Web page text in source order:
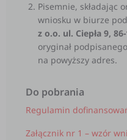
Pisemnie, składając
wniosku w biurze
z o.o. ul. Ciepła 9,
oryginał
na powyższy adres.
Do pobrania
Regulamin
Załącznik nr 1 – wzór